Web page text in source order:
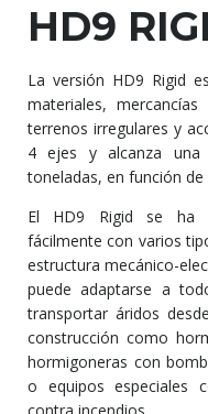
HD9
La versión HD9 Rigid
materiales,
terrenos irregulares y
4 ejes y alcanza una
toneladas, en función
El HD9 Rigid se ha
fácilmente con varios
estructura mecánico-
puede adaptarse a
transportar áridos
construcción como
hormigoneras con
o equipos especiales